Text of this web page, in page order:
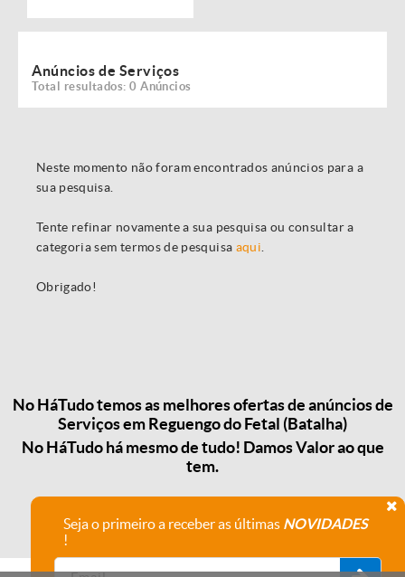
Anúncios de Serviços
Total resultados: 0 Anúncios
Neste momento não foram encontrados anúncios para a
sua pesquisa.
Tente refinar novamente a sua pesquisa ou consultar a
categoria sem termos de pesquisa aqui
Obrigado!
No HáTudo temos as melhores ofertas de anúncios de
Serviços em Reguengo do Fetal (Batalha)
No HáTudo há mesmo de tudo! Damos Valor ao que
tem.
Seja o primeiro a receber as últimas NOVIDADES
!